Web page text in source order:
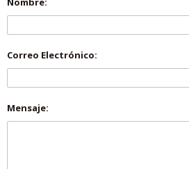
Correo Electrónico:
Mensaje: